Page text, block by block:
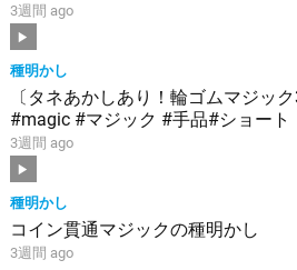
3週間 ago
種明かし
〔タネあかしあり！輪ゴムマジッ
#magic #マジック #手品#ショート
3週間 ago
種明かし
コイン貫通マジックの種明かし
3週間 ago